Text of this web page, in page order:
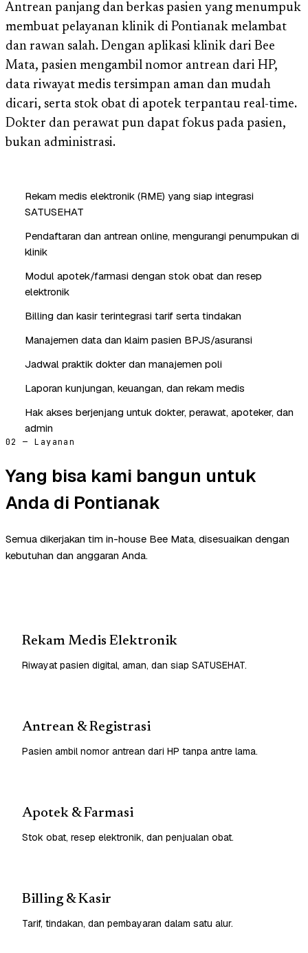
Antrean panjang dan berkas pasien yang menumpuk
membuat pelayanan klinik di Pontianak melambat
dan rawan salah. Dengan aplikasi klinik dari Bee
Mata, pasien mengambil nomor antrean dari HP,
data riwayat medis tersimpan aman dan mudah
dicari, serta stok obat di apotek terpantau real-time.
Dokter dan perawat pun dapat fokus pada pasien,
bukan administrasi.
Rekam medis elektronik (RME) yang siap integrasi
SATUSEHAT
Pendaftaran dan antrean online, mengurangi penumpukan di
klinik
Modul apotek/farmasi dengan stok obat dan resep
elektronik
Billing dan kasir terintegrasi tarif serta tindakan
Manajemen data dan klaim pasien BPJS/asuransi
Jadwal praktik dokter dan manajemen poli
Laporan kunjungan, keuangan, dan rekam medis
Hak akses berjenjang untuk dokter, perawat, apoteker, dan
admin
02 — Layanan
Yang bisa kami bangun untuk
Anda di Pontianak
Semua dikerjakan tim in-house Bee Mata, disesuaikan dengan
kebutuhan dan anggaran Anda.
Rekam Medis Elektronik
Riwayat pasien digital, aman, dan siap SATUSEHAT.
Antrean & Registrasi
Pasien ambil nomor antrean dari HP tanpa antre lama.
Apotek & Farmasi
Stok obat, resep elektronik, dan penjualan obat.
Billing & Kasir
Tarif, tindakan, dan pembayaran dalam satu alur.